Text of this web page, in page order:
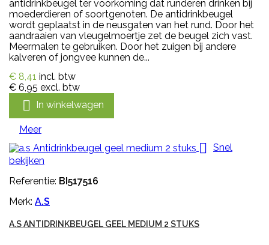
antidrinkbeugel ter voorkoming dat runderen drinken bij
moederdieren of soortgenoten. De antidrinkbeugel
wordt geplaatst in de neusgaten van het rund. Door het
aandraaien van vleugelmoertje zet de beugel zich vast.
Meermalen te gebruiken. Door het zuigen bij andere
kalveren of jongvee kunnen de...
€ 8,41 incl. btw
€ 6,95 excl. btw
 In winkelwagen
Meer
 Snel
bekijken
Referentie: BI517516
Merk: A.S
A.S ANTIDRINKBEUGEL GEEL MEDIUM 2 STUKS